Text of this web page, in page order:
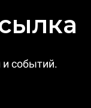
и событий.